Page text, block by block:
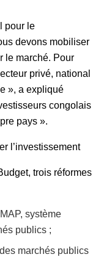
pour le
devons mobiliser
le marché. Pour
privé, national
», a expliqué
congolais
pays ».
l’investissement
trois réformes
système
publics ;
marchés publics